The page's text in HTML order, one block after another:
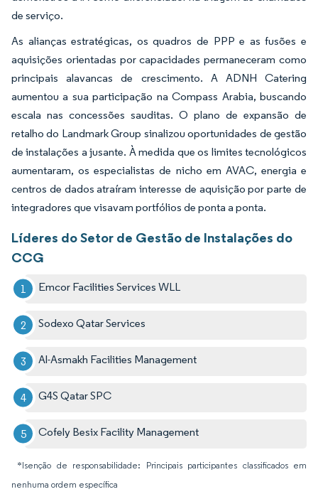
de serviço.
As alianças estratégicas, os quadros de PPP e as fusões e
aquisições orientadas por capacidades permaneceram como
principais alavancas de crescimento. A ADNH Catering
aumentou a sua participação na Compass Arabia, buscando
escala nas concessões sauditas. O plano de expansão de
retalho do Landmark Group sinalizou oportunidades de gestão
de instalações a jusante. À medida que os limites tecnológicos
aumentaram, os especialistas de nicho em AVAC, energia e
centros de dados atraíram interesse de aquisição por parte de
integradores que visavam portfólios de ponta a ponta.
Líderes do Setor de Gestão de Instalações do
CCG
Emcor Facilities Services WLL
Sodexo Qatar Services
Al-Asmakh Facilities Management
G4S Qatar SPC
Cofely Besix Facility Management
*Isenção de responsabilidade: Principais participantes classificados em
nenhuma ordem específica